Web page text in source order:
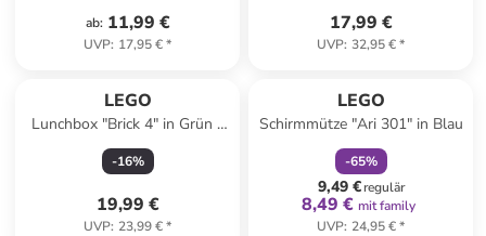
ab: 11,99 €
UVP: 17,95 €*
17,99 €
UVP: 32,95 €*
LEGO
Lunchbox "Brick 4" in Grün -
(B)16,5 x (H)11,6 x (T)17,3 cm
-16%
19,99 €
UVP: 23,99 €*
LEGO
Schirmmütze "Ari 301" in Blau
-65%
9,49 €regulär
8,49 € mit family
UVP: 24,95 €*